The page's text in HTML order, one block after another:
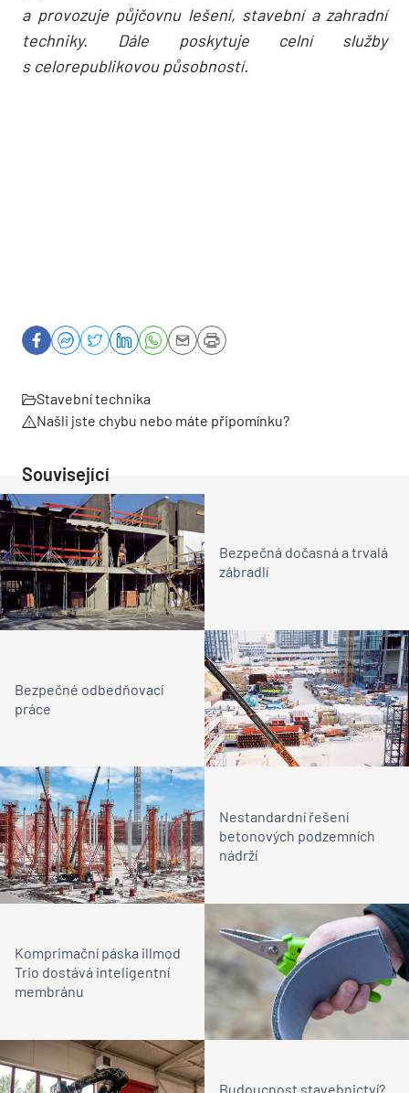
a provozuje půjčovnu lešení, stavební a zahradní
techniky. Dále poskytuje celní služby
s celorepublikovou působností.
Stavební technika
Našli jste chybu nebo máte připomínku?
Související
Bezpečná dočasná a trvalá
zábradlí
Bezpečné odbedňovací
práce
Nestandardní řešení
betonových podzemních
nádrží
Komprimační páska illmod
Trio dostává inteligentní
membránu
Budoucnost stavebnictví?